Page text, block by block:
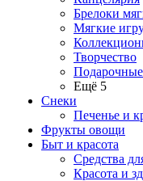
Брелоки
Мягкие
Творчество
Ещё 5
Снеки
Печенье и
Фрукты овощи
Быт и красота
Средства
Красота и